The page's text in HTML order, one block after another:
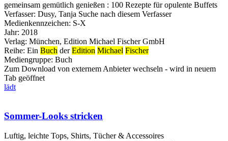
gemeinsam gemütlich genießen : 100 Rezepte für opulente Buffets
Verfasser: Dusy, Tanja Suche nach diesem Verfasser
Medienkennzeichen: S-X
Jahr: 2018
Verlag: München, Edition Michael Fischer GmbH
Reihe: Ein Buch derEdition Michael Fischer
Mediengruppe: Buch
Zum Download von externem Anbieter wechseln - wird in neuem
Tab geöffnet
lädt
Sommer-Looks stricken
Luftig, leichte Tops, Shirts, Tücher & Accessoires